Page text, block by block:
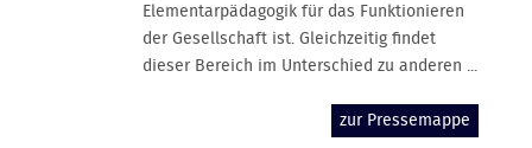
Elementarpädagogik für das Funktionieren
der Gesellschaft ist. Gleichzeitig findet
dieser Bereich im Unterschied zu anderen ...
zur Pressemappe